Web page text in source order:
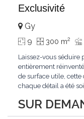
Exclusivité
SUR
Gy
9 300 m2
Laissez-vous séduire
entièrement
de surface utile,
chaque détail a été
contemporaines. Sa
été conçue pour